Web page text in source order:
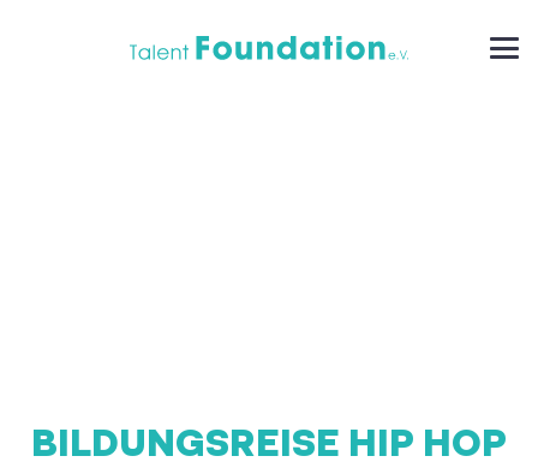
BILDUNGSREISE HIP HOP